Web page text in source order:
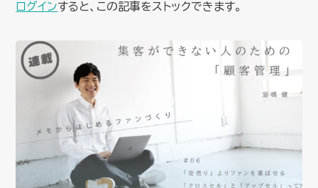
ログインすると、この記事をストックできます。